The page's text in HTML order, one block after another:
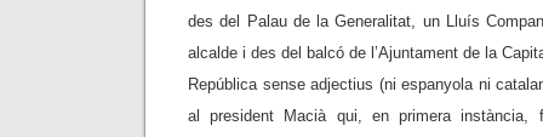
des del Palau de la Generalitat, un Lluís
alcalde i des del balcó de l’Ajuntament de la
República sense adjectius (ni espanyola ni
al president Macià qui, en primera instància,